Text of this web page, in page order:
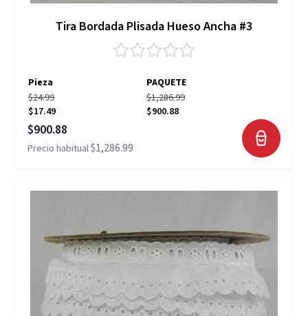
Tira Bordada Plisada Hueso Ancha #3
Pieza
PAQUETE
$24.99
$17.49
$1,286.99
$900.88
Precio especial
$900.88
Precio habitual$1,286.99